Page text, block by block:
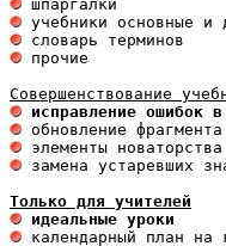
исправление ошибок
замена устаревших
Только для учителей
идеальные уроки